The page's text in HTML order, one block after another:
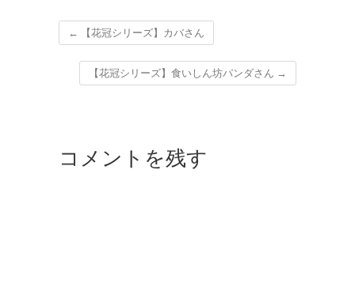
← 【花冠シリーズ】カバさん
【花冠シリーズ】食いしん坊パンダさん →
コメントを残す